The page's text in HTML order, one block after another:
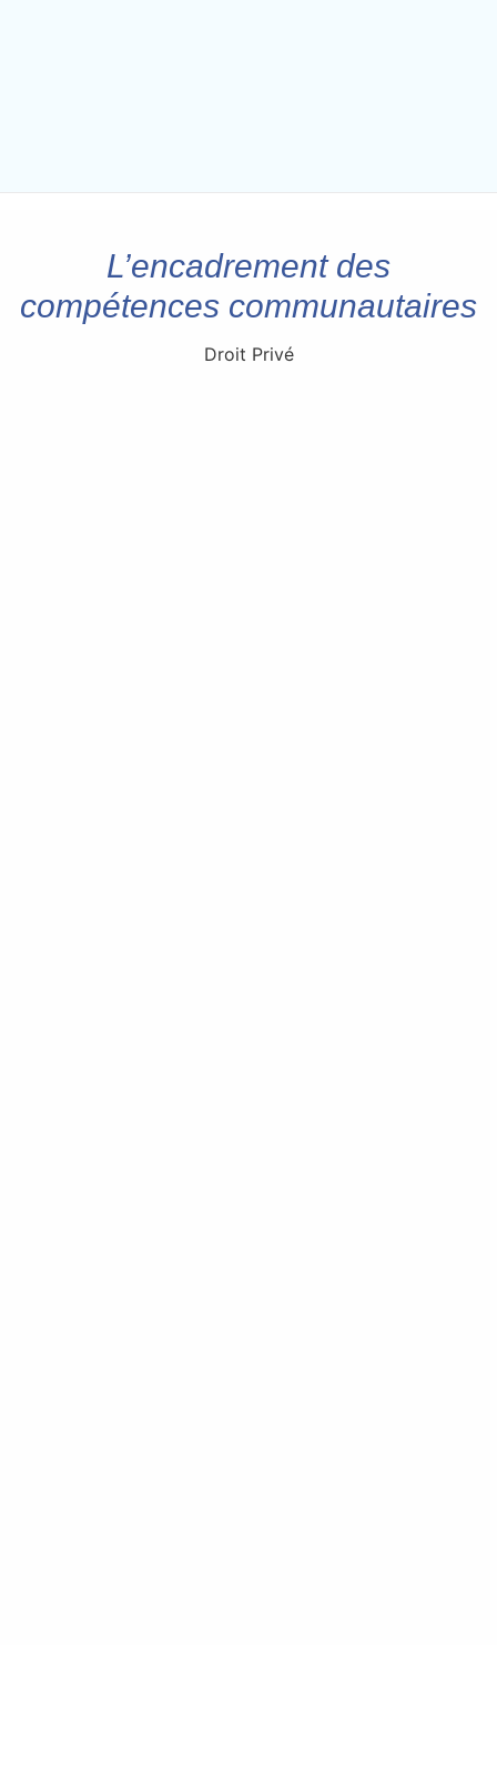
L’encadrement des
compétences communautaires
Droit Privé